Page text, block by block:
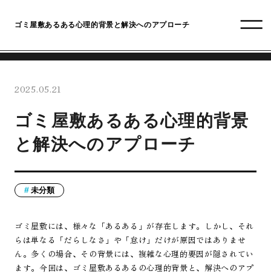
ゴミ屋敷あるある心理的背景と解決へのアプローチ
2025.05.21
ゴミ屋敷あるある心理的背景
と解決へのアプローチ
未分類
ゴミ屋敷には、様々な「あるある」が存在します。しかし、それ
らは単なる「だらしなさ」や「怠け」だけが原因ではありませ
ん。多くの場合、その背景には、複雑な心理的要因が隠されてい
ます。今回は、ゴミ屋敷あるあるの心理的背景と、解決へのアプ